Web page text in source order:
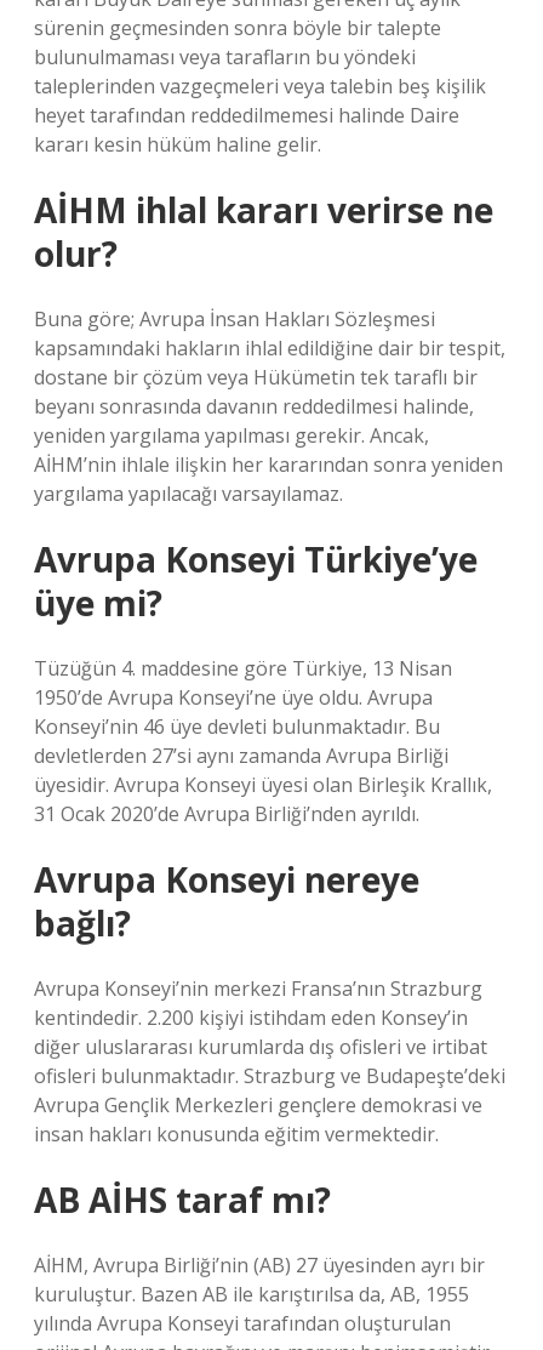
sürenin geçmesinden sonra böyle bir talepte
bulunulmaması veya tarafların bu yöndeki
taleplerinden vazgeçmeleri veya talebin beş kişilik
heyet tarafından reddedilmemesi halinde Daire
kararı kesin hüküm haline gelir.
AİHM ihlal kararı verirse ne
olur?
Buna göre; Avrupa İnsan Hakları Sözleşmesi
kapsamındaki hakların ihlal edildiğine dair bir tespit,
dostane bir çözüm veya Hükümetin tek taraflı bir
beyanı sonrasında davanın reddedilmesi halinde,
yeniden yargılama yapılması gerekir. Ancak,
AİHM’nin ihlale ilişkin her kararından sonra yeniden
yargılama yapılacağı varsayılamaz.
Avrupa Konseyi Türkiye’ye
üye mi?
Tüzüğün 4. maddesine göre Türkiye, 13 Nisan
1950’de Avrupa Konseyi’ne üye oldu. Avrupa
Konseyi’nin 46 üye devleti bulunmaktadır. Bu
devletlerden 27’si aynı zamanda Avrupa Birliği
üyesidir. Avrupa Konseyi üyesi olan Birleşik Krallık,
31 Ocak 2020’de Avrupa Birliği’nden ayrıldı.
Avrupa Konseyi nereye
bağlı?
Avrupa Konseyi’nin merkezi Fransa’nın Strazburg
kentindedir. 2.200 kişiyi istihdam eden Konsey’in
diğer uluslararası kurumlarda dış ofisleri ve irtibat
ofisleri bulunmaktadır. Strazburg ve Budapeşte’deki
Avrupa Gençlik Merkezleri gençlere demokrasi ve
insan hakları konusunda eğitim vermektedir.
AB AİHS taraf mı?
AİHM, Avrupa Birliği’nin (AB) 27 üyesinden ayrı bir
kuruluştur. Bazen AB ile karıştırılsa da, AB, 1955
yılında Avrupa Konseyi tarafından oluşturulan